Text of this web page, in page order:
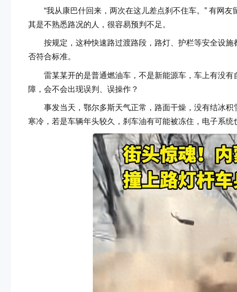
“我从康巴什回来，两次在这儿差点刹不住车。” 有网友
其是不熟悉路况的人，很容易预判不足。
按规定，这种快速路过渡路段，路灯、护栏等安全设施
否符合标准。
雷某某开的是普通燃油车，不是新能源车，车上有没有
障，会不会出现误判、误操作？
事发当天，鄂尔多斯天气正常，路面干燥，没有结冰积
寒冷，若是车辆年头较久，刹车油有可能被冻住，电子系